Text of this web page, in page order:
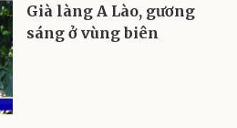
Già làng A Lào, gương
sáng ở vùng biên